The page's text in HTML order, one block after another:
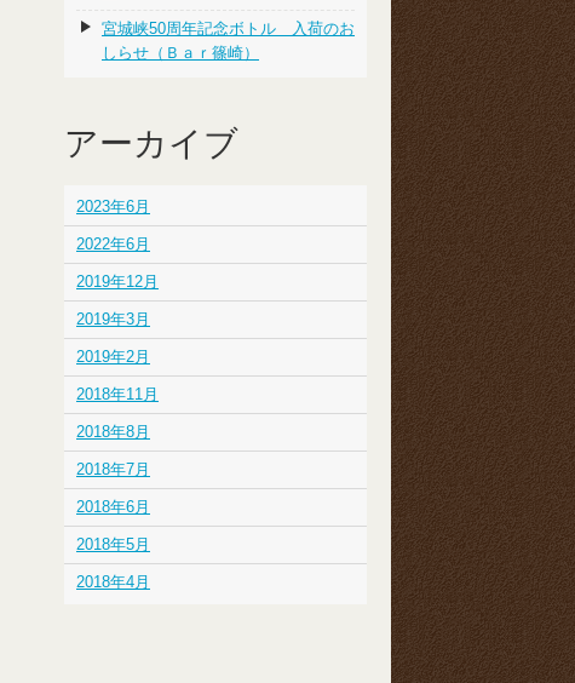
宮城峡50周年記念ボトル 入荷のお
しらせ（Ｂａｒ篠崎）
アーカイブ
2023年6月
2022年6月
2019年12月
2019年3月
2019年2月
2018年11月
2018年8月
2018年7月
2018年6月
2018年5月
2018年4月